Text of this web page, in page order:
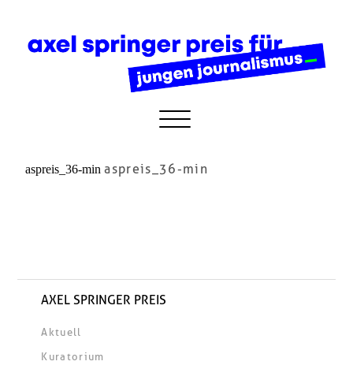
aspreis_36-minaspreis_36-min
AXEL SPRINGER PREIS
Aktuell
Kuratorium